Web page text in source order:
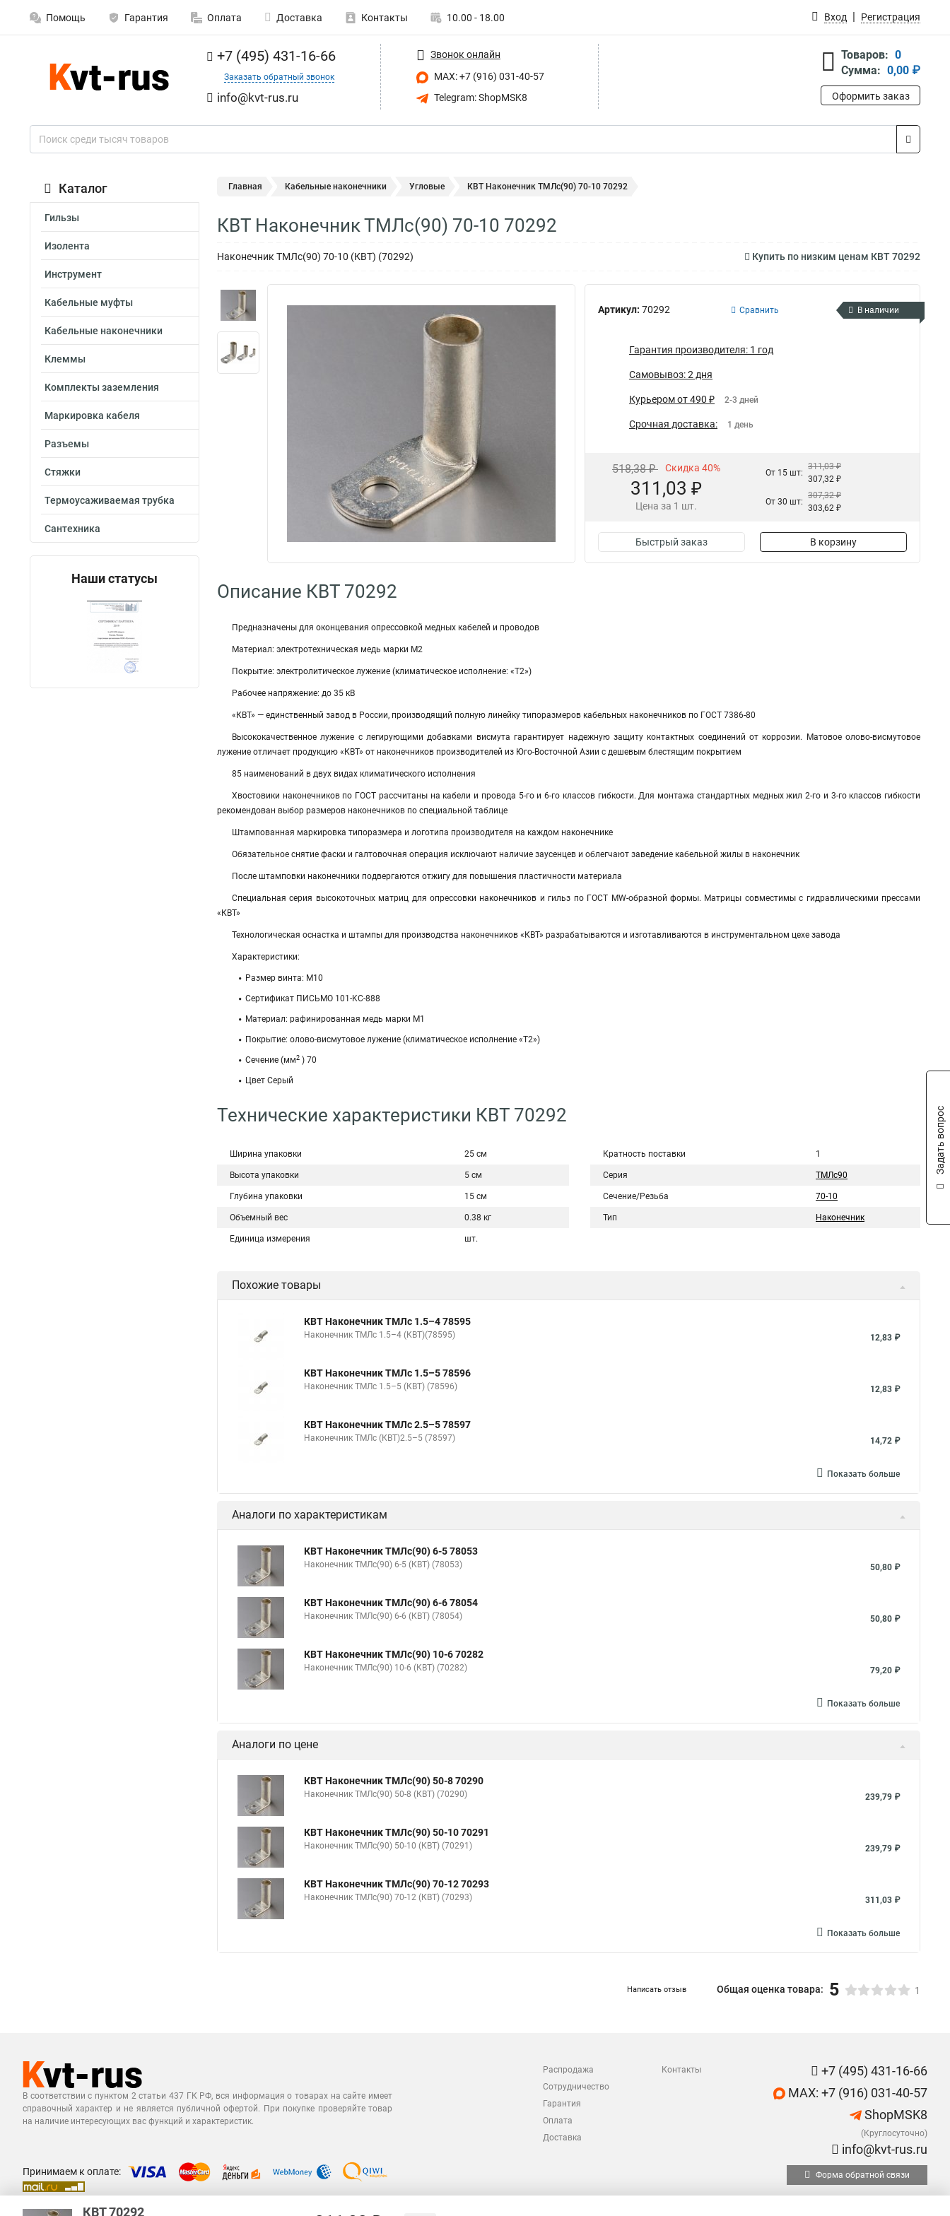
Помощь Гарантия Оплата Доставка Контакты 10.00 - 18.00 Вход Регистрация
+7 (495) 431-16-66
Заказать обратный звонок
info@kvt-rus.ru
Звонок онлайн
MAX: +7 (916) 031-40-57
Telegram: ShopMSK8
Товаров: 0
Сумма: 0,00 ₽
Оформить заказ
Каталог
Гильзы
Изолента
Инструмент
Кабельные муфты
Кабельные наконечники
Клеммы
Комплекты заземления
Маркировка кабеля
Разъемы
Стяжки
Термоусаживаемая трубка
Сантехника
Наши статусы
Главная Кабельные наконечники Угловые КВТ Наконечник ТМЛс(90) 70-10 70292
КВТ Наконечник ТМЛс(90) 70-10 70292
Наконечник ТМЛс(90) 70-10 (КВТ) (70292) Купить по низким ценам КВТ 70292
Артикул: 70292 Сравнить В наличии
Гарантия производителя: 1 год
Самовывоз: 2 дня
Курьером от 490 ₽ 2-3 дней
Срочная доставка: 1 день
518,38 ₽ Скидка 40%
311,03 ₽
Цена за 1 шт.
От 15 шт:
311,03 ₽
307,32 ₽
От 30 шт:
307,32 ₽
303,62 ₽
Быстрый заказ В корзину
Описание КВТ 70292
Предназначены для оконцевания опрессовкой медных кабелей и проводов
Материал: электротехническая медь марки М2
Покрытие: электролитическое лужение (климатическое исполнение: «Т2»)
Рабочее напряжение: до 35 кВ
«КВТ» — единственный завод в России, производящий полную линейку типоразмеров кабельных наконечников по ГОСТ 7386-80
Высококачественное лужение с легирующими добавками висмута гарантирует надежную защиту контактных соединений от коррозии. Матовое олово-висмутовое
лужение отличает продукцию «КВТ» от наконечников производителей из Юго-Восточной Азии с дешевым блестящим покрытием
85 наименований в двух видах климатического исполнения
Хвостовики наконечников по ГОСТ рассчитаны на кабели и провода 5-го и 6-го классов гибкости. Для монтажа стандартных медных жил 2-го и 3-го классов гибкости
рекомендован выбор размеров наконечников по специальной таблице
Штампованная маркировка типоразмера и логотипа производителя на каждом наконечнике
Обязательное снятие фаски и галтовочная операция исключают наличие заусенцев и облегчают заведение кабельной жилы в наконечник
После штамповки наконечники подвергаются отжигу для повышения пластичности материала
Специальная серия высокоточных матриц для опрессовки наконечников и гильз по ГОСТ MW-образной формы. Матрицы совместимы с гидравлическими прессами
«КВТ»
Технологическая оснастка и штампы для производства наконечников «КВТ» разрабатываются и изготавливаются в инструментальном цехе завода
Характеристики:
Размер винта: М10
Сертификат ПИСЬМО 101-KC-888
Материал: рафинированная медь марки М1
Покрытие: олово-висмутовое лужение (климатическое исполнение «Т2»)
Сечение (мм2 ) 70
Цвет Серый
Технические характеристики КВТ 70292
Ширина упаковки 25 см
Высота упаковки 5 см
Глубина упаковки 15 см
Объемный вес 0.38 кг
Единица измерения шт.
Кратность поставки 1
Серия ТМЛс90
Сечение/Резьба 70-10
Тип Наконечник
Похожие товары
КВТ Наконечник ТМЛс 1.5–4 78595
Наконечник ТМЛс 1.5–4 (КВТ)(78595) 12,83 ₽
КВТ Наконечник ТМЛс 1.5–5 78596
Наконечник ТМЛс 1.5–5 (КВТ) (78596) 12,83 ₽
КВТ Наконечник ТМЛс 2.5–5 78597
Наконечник ТМЛс (КВТ)2.5–5 (78597) 14,72 ₽
Показать больше
Аналоги по характеристикам
КВТ Наконечник ТМЛс(90) 6-5 78053
Наконечник ТМЛс(90) 6-5 (КВТ) (78053) 50,80 ₽
КВТ Наконечник ТМЛс(90) 6-6 78054
Наконечник ТМЛс(90) 6-6 (КВТ) (78054) 50,80 ₽
КВТ Наконечник ТМЛс(90) 10-6 70282
Наконечник ТМЛс(90) 10-6 (КВТ) (70282) 79,20 ₽
Показать больше
Аналоги по цене
КВТ Наконечник ТМЛс(90) 50-8 70290
Наконечник ТМЛс(90) 50-8 (КВТ) (70290) 239,79 ₽
КВТ Наконечник ТМЛс(90) 50-10 70291
Наконечник ТМЛс(90) 50-10 (КВТ) (70291) 239,79 ₽
КВТ Наконечник ТМЛс(90) 70-12 70293
Наконечник ТМЛс(90) 70-12 (КВТ) (70293) 311,03 ₽
Показать больше
Написать отзыв Общая оценка товара: 5 1
В соответствии с пунктом 2 статьи 437 ГК РФ, вся информация о товарах на сайте имеет
справочный характер и не является публичной офертой. При покупке проверяйте товар
на наличие интересующих вас функций и характеристик.
Распродажа
Сотрудничество
Гарантия
Оплата
Доставка
Контакты
+7 (495) 431-16-66
MAX: +7 (916) 031-40-57
ShopMSK8
(Круглосуточно)
info@kvt-rus.ru
Принимаем к оплате: Форма обратной связи
КВТ 70292
Задать вопрос